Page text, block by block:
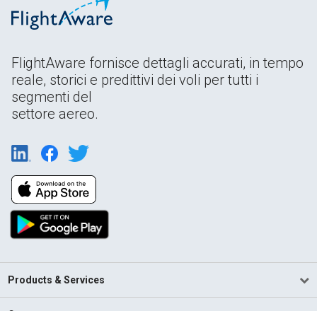
FlightAware fornisce dettagli accurati, in tempo
reale, storici e predittivi dei voli per tutti i
segmenti del
settore aereo.
Products & Services